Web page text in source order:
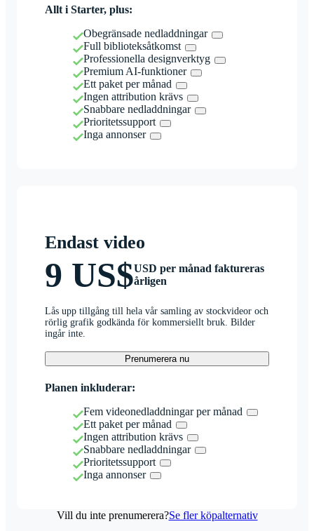
Allt i Starter, plus:
Obegränsade nedladdningar
Full biblioteksåtkomst
Professionella designverktyg
Premium AI-funktioner
Ett paket per månad
Ingen attribution krävs
Snabbare nedladdningar
Prioritetssupport
Inga annonser
Endast video
9 US$USD per månad faktureras
årligen
Lås upp tillgång till hela vår samling av stockvideor och
rörlig grafik godkända för kommersiellt bruk. Bilder
ingår inte.
Prenumerera nu
Planen inkluderar:
Fem videonedladdningar per månad
Ett paket per månad
Ingen attribution krävs
Snabbare nedladdningar
Prioritetssupport
Inga annonser
Vill du inte prenumerera?Se fler köpalternativ